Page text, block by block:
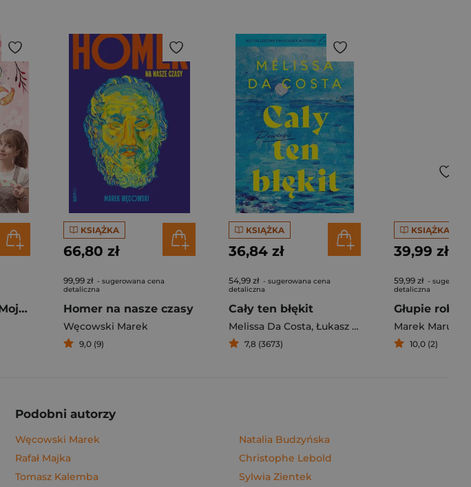
Pierogi z kimchi. Moje ulubione azjatyckie przepisy - książka z autografem
KSIĄŻKA
66,80 zł
99,99 zł - sugerowana cena
detaliczna
Homer na nasze czasy
Węcowski Marek
9,0 (9)
KSIĄŻKA
36,84 zł
54,99 zł - sugerowana cena
detaliczna
Cały ten błękit
Melissa Da Costa, Łukasz Müller
7,8 (3673)
KSIĄŻKA
39,99 zł
59,99 zł -
detaliczna
Marek
10,0 (2)
Podobni autorzy
Węcowski Marek
Rafał Majka
Tomasz Kalemba
Natalia Budzyńska
Christophe Lebold
Sylwia Zientek